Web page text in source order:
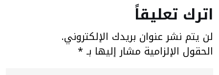
اترك تعليقاً
لن يتم نشر عنوان بريدك الإلكتروني.
الحقول الإلزامية مشار إليها بـ *